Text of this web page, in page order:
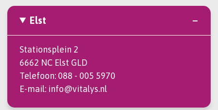
Elst
Stationsplein 2
6662 NC Elst GLD
Telefoon: 088 - 005 5970
E-mail: info@vitalys.nl